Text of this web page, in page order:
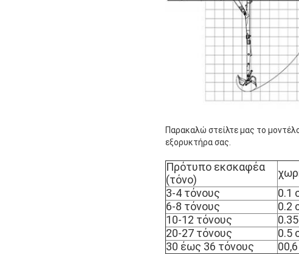
Παρακαλώ στείλτε μας το
εξορυκτήρα σας.
Πρότυπο εκσκαφέα
(τόνο)
3-4 τόνους
0.1
6-8 τόνους
0.2
10-12 τόνους
20-27 τόνους
0.5
30 έως 36 τόνους